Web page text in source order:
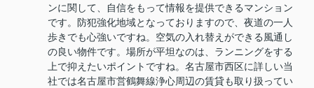
ンに関して、自信をもって情報を提供できるマンション
です。防犯強化地域となっておりますので、夜道の一人
歩きでも心強いですね。空気の入れ替えができる風通し
の良い物件です。場所が平坦なのは、ランニングをする
上で抑えたいポイントですね。名古屋市西区に詳しい当
社では名古屋市営鶴舞線浄心周辺の賃貸も取り扱ってい